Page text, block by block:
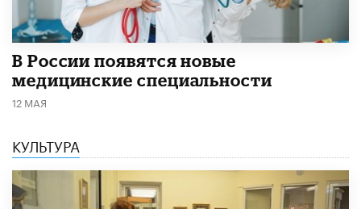
В России появятся новые
медицинские специальности
12 МАЯ
КУЛЬТУРА